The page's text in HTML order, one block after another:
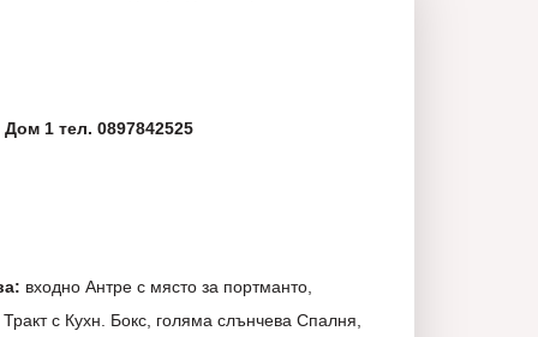
1 тел. 0897842525
входно Антре с място за портманто,
с Кухн. Бокс, голяма слънчева Спалня,